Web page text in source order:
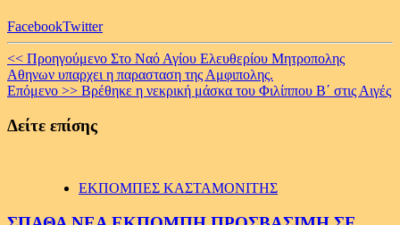
FacebookTwitter
Continue
Reading
<< Προηγούμενο Στο Ναό Αγίου Ελευθερίου Μητροπολης
Αθηνων υπαρχει η παρασταση της Αμφιπολης.
Επόμενο >> Βρέθηκε η νεκρική μάσκα του Φιλίππου Β΄ στις Αιγές
Δείτε επίσης
ΕΚΠΟΜΠΕΣ ΚΑΣΤΑΜΟΝΙΤΗΣ